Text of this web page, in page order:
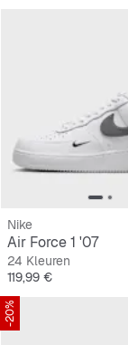
Nike
Air Force 1 '07
24 Kleuren
Prijs
119,99 €
-20%